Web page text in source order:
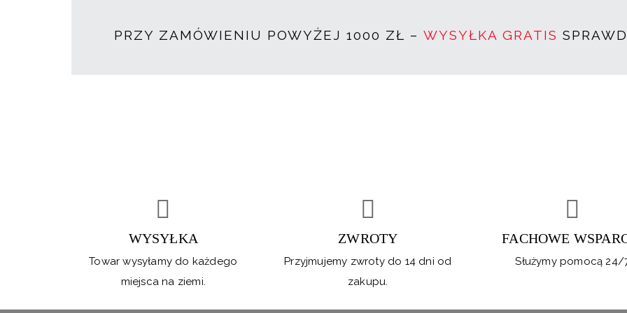
PRZY ZAMÓWIENIU POWYŻEJ 1000 ZŁ – WYSYŁKA GRATIS
WYSYŁKA
Towar wysyłamy do każdego
miejsca na ziemi.
ZWROTY
Przyjmujemy zwroty do 14 dni od
zakupu.
FACHOWE
Służymy pomocą 24/